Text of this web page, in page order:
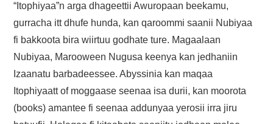
“Itophiyaa”n arga dhageettii Awuropaan beekamu,
gurracha itt dhufe hunda, kan qaroommi saanii Nubiyaa
fi bakkoota bira wiirtuu godhate ture. Magaalaan
Nubiyaa, Marooween Nugusa keenya kan jedhaniin
Izaanatu barbadeessee. Abyssinia kan maqaa
Itophiyaatt of moggaase seenaa isa durii, kan moorota
(books) amantee fi seenaa addunyaa yerosii irra jiru